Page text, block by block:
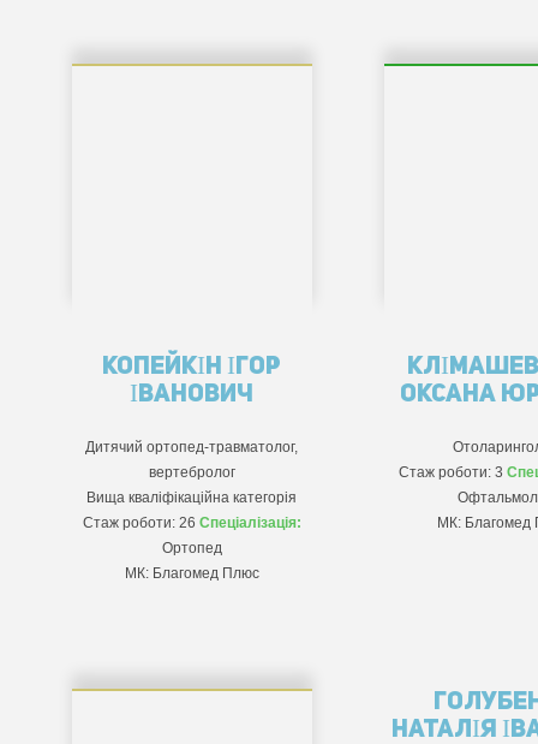
КОПЕЙКІН ІГОР
ІВАНОВИЧ
Дитячий ортопед-травматолог,
вертебролог
Вища кваліфікаційна категорія
Стаж роботи: 26 Спеціалізація:
Ортопед
МК: Благомед Плюс
ОКСАНА
Стаж роботи: 3
МК: Благомед
НАТАЛІЯ